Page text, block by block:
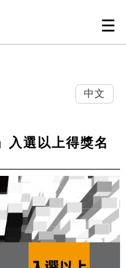
中文
入選以上得獎名